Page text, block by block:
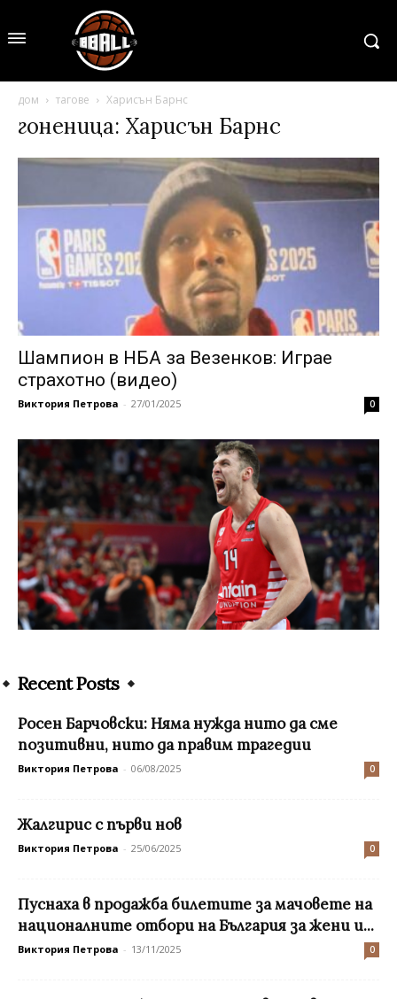
дом тагове Харисън Барнс
гоненица: Харисън Барнс
Шампион в НБА за Везенков: Играе
страхотно (видео)
Виктория Петрова - 27/01/2025 0
Recent Posts
Росен Барчовски: Няма нужда нито да сме
позитивни, нито да правим трагедии
Виктория Петрова - 06/08/2025 0
Жалгирис с първи нов
Виктория Петрова - 25/06/2025 0
Пуснаха в продажба билетите за мачовете на
националните отбори на България за жени и...
Виктория Петрова - 13/11/2025 0